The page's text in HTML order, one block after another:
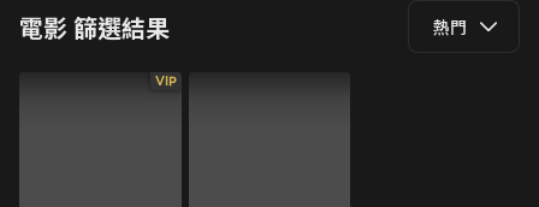
電影篩選結果 熱門
VIP